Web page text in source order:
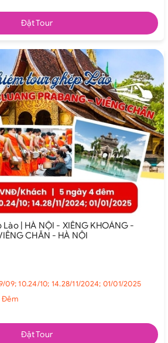
Đặt Tour
| HÀ NỘI - XIÊNG KHOẢNG -
CHĂN - HÀ NỘI
09; 10.24/10; 14.28/11/2024; 01/01/2025
Đêm
Đặt Tour